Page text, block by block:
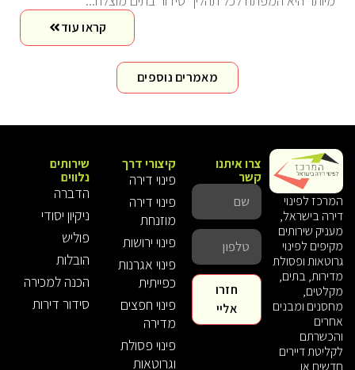
קראו עוד
מאמרים נוספים
המרכז לפינוי
דירה בישראל,
מעניק שירותים
מקיפים לפינוי
גרוטאות ופסולת
מדירות, בתים,
מקלטים,
מחסנים ומבנים
אחרים
והכשרתם
לקליטת דיירים
חדשים או
קיצורי דרך
פינוי דירה
פינוי דירה
מוזנחת
פינוי ירושות
פינוי אגרנות
כפייתית
פינוי חפצים
מדירה
פינוי פסולת
וגרוטאות
שירותים
נלווים
הדברה
ניקיון יסודי
פוליש
הובלות
הכנה למכירה
סידור דירות
צרו איתנו
קשר
חזרו
אליי